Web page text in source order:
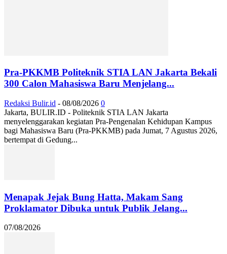
Pra-PKKMB Politeknik STIA LAN Jakarta Bekali
300 Calon Mahasiswa Baru Menjelang...
Redaksi Bulir.id - 08/08/2026 0
Jakarta, BULIR.ID - Politeknik STIA LAN Jakarta
menyelenggarakan kegiatan Pra-Pengenalan Kehidupan Kampus
bagi Mahasiswa Baru (Pra-PKKMB) pada Jumat, 7 Agustus 2026,
bertempat di Gedung...
Menapak Jejak Bung Hatta, Makam Sang
Proklamator Dibuka untuk Publik Jelang...
07/08/2026